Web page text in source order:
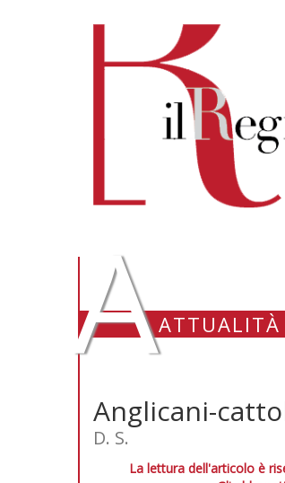
AATTUALITÀ
Anglicani-
D. S.
La lettura dell'articolo è